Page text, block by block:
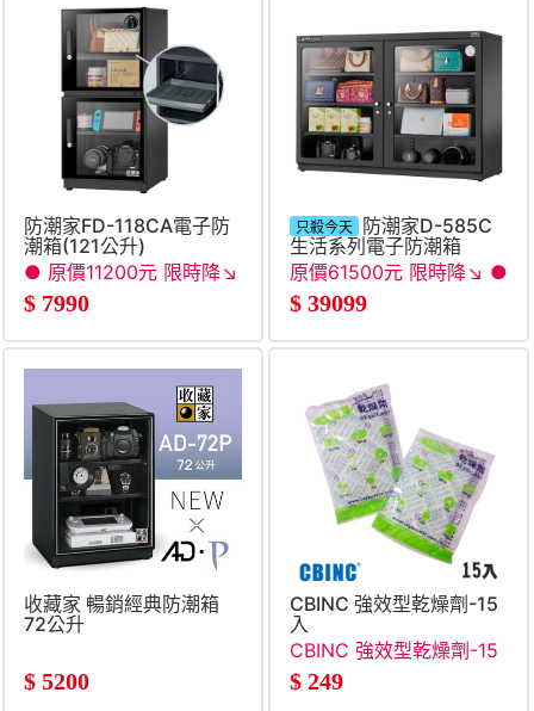
防潮家FD-118CA電子防
潮箱(121公升)
● 原價11200元 限時降↘
●
$ 7990
只殺今天
防潮家D-585C
生活系列電子防潮箱
(585L)
原價61500元 限時降↘ ●
$ 39099
收藏家 暢銷經典防潮箱
72公升
$ 5200
CBINC 強效型乾燥劑-15
入
CBINC 強效型乾燥劑-15
入
$ 249